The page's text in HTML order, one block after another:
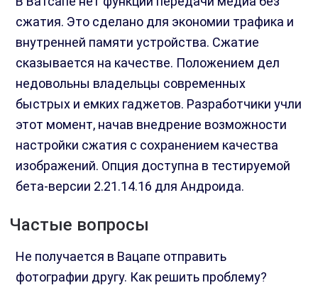
сжатия. Это сделано для экономии трафика и
внутренней памяти устройства. Сжатие
сказывается на качестве. Положением дел
недовольны владельцы современных
быстрых и емких гаджетов. Разработчики учли
этот момент, начав внедрение возможности
настройки сжатия с сохранением качества
изображений. Опция доступна в тестируемой
бета-версии 2.21.14.16 для Андроида.
Частые вопросы
Не получается в Вацапе отправить
фотографии другу. Как решить проблему?